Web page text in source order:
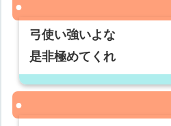
弓使い強いよな
是非極めてくれ